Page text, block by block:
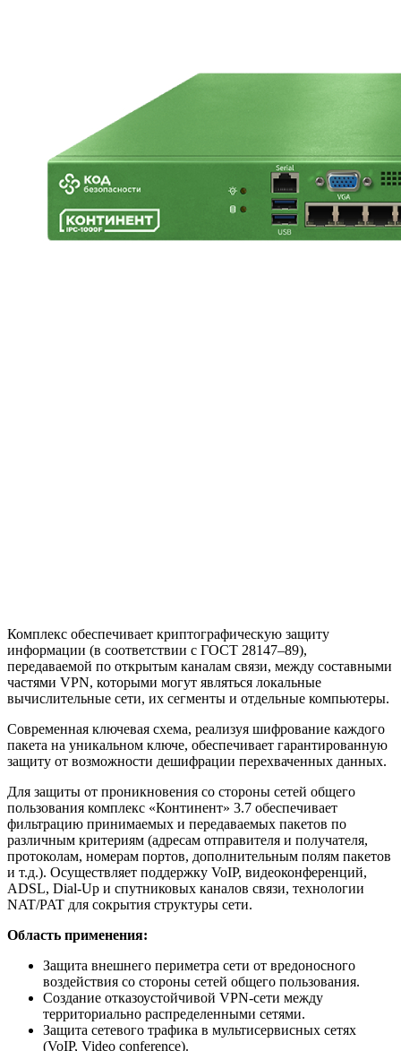
Комплекс обеспечивает криптографическую защиту
информации (в соответствии с ГОСТ 28147–89),
передаваемой по открытым каналам связи, между составными
частями VPN, которыми могут являться локальные
вычислительные сети, их сегменты и отдельные компьютеры.
Современная ключевая схема, реализуя шифрование каждого
пакета на уникальном ключе, обеспечивает гарантированную
защиту от возможности дешифрации перехваченных данных.
Для защиты от проникновения со стороны сетей общего
пользования комплекс «Континент» 3.7 обеспечивает
фильтрацию принимаемых и передаваемых пакетов по
различным критериям (адресам отправителя и получателя,
протоколам, номерам портов, дополнительным полям пакетов
и т.д.). Осуществляет поддержку VoIP, видеоконференций,
ADSL, Dial-Up и спутниковых каналов связи, технологии
NAT/PAT для сокрытия структуры сети.
Область применения:
Защита внешнего периметра сети от вредоносного
воздействия со стороны сетей общего пользования.
Создание отказоустойчивой VPN-сети между
территориально распределенными сетями.
Защита сетевого трафика в мультисервисных сетях
(VoIP, Video conference).